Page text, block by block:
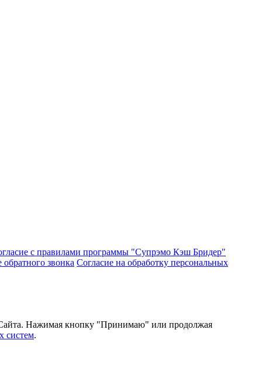
с правилами программы "Супрэмо Кэш Бридер"
звонка Согласие на обработку персональных
Сайта. Нажимая кнопку "Принимаю" или продолжая
систем.